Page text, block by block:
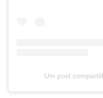
Um post